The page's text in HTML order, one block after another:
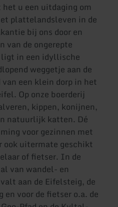
u een uitdaging om
plattelandsleven in de
bij ons door en
van de ongerepte
in een idyllische
weggetje aan de
van een klein dorp in het
Op onze boerderij
kippen, konijnen,
natuurlijk katten. Dé
voor gezinnen met
ook uitermate geschikt
of fietser. In de
van wandel- en
aan de Eifelsteig, de
voor de fietser o.a. de